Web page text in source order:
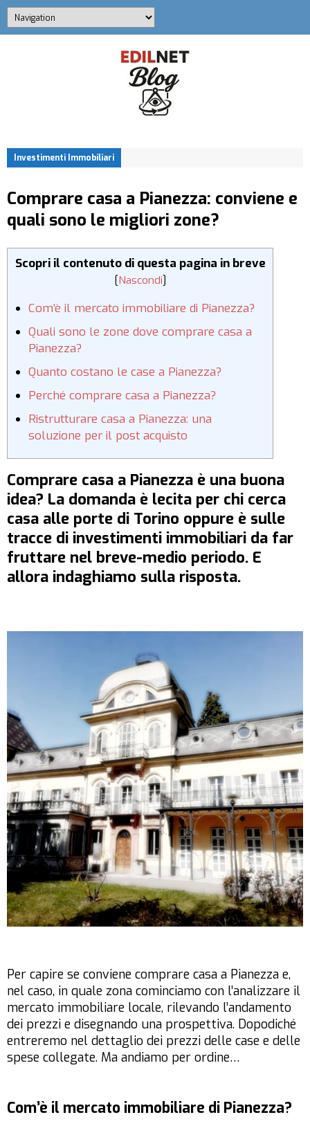
Investimenti Immobiliari
Comprare casa a Pianezza: conviene e
quali sono le migliori zone?
Scopri il contenuto di questa pagina in breve
[Nascondi]
Com’è il mercato immobiliare di Pianezza?
Quali sono le zone dove comprare casa a
Pianezza?
Quanto costano le case a Pianezza?
Perché comprare casa a Pianezza?
Ristrutturare casa a Pianezza: una
soluzione per il post acquisto
Comprare casa a Pianezza è una buona
idea? La domanda è lecita per chi cerca
casa alle porte di Torino oppure è sulle
tracce di investimenti immobiliari da far
fruttare nel breve-medio periodo. E
allora indaghiamo sulla risposta.
Per capire se conviene comprare casa a Pianezza e,
nel caso, in quale zona cominciamo con l’analizzare il
mercato immobiliare locale, rilevando l’andamento
dei prezzi e disegnando una prospettiva. Dopodiché
entreremo nel dettaglio dei prezzi delle case e delle
spese collegate. Ma andiamo per ordine…
Com’è il mercato immobiliare di Pianezza?